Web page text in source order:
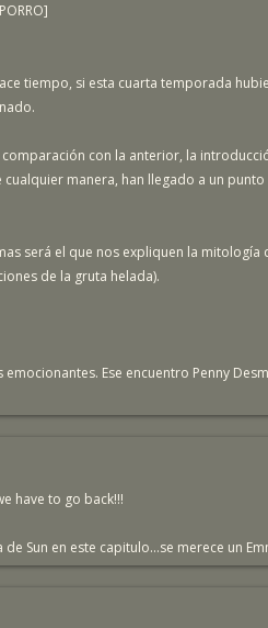
tiempo, si esta cuarta temporada
con la anterior, la
cualquier manera, han llegado a un
será el que nos expliquen la mitología
de la gruta helada).
Ese encuentro Penny
have to go back!!!
Sun en este capitulo...se merece un